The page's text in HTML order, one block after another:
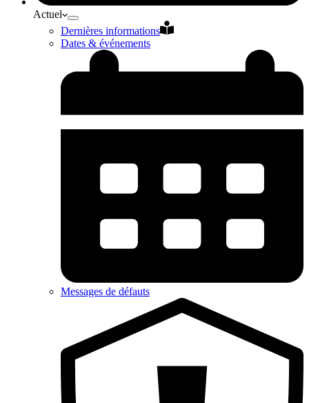
Actuel
Dernières informations
Dates & événements
Messages de défauts